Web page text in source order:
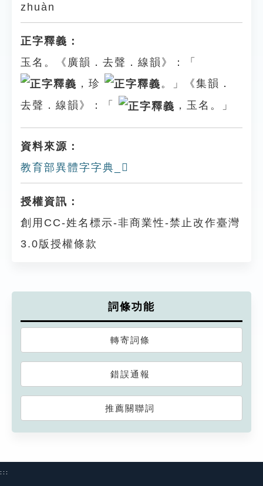
zhuàn
正字釋義：
玉名。《廣韻．去聲．線韻》：「
，珍
。」《集韻．
去聲．線韻》：「
，玉名。」
資料來源：
教育部異體字字典_𤩄
授權資訊：
創用CC-姓名標示-非商業性-禁止改作臺灣
3.0版授權條款
詞條功能
轉寄詞條
錯誤通報
推薦關聯詞
:::